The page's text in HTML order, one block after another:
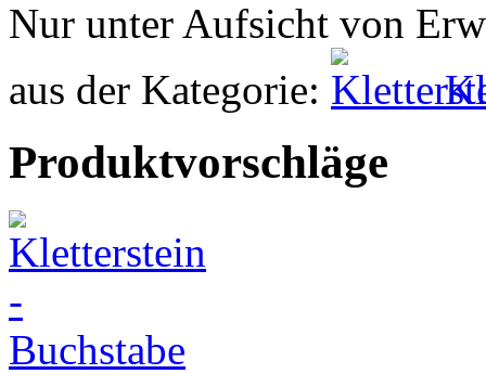
Nur unter Aufsicht von
aus der Kategorie:
Produktvorschläge